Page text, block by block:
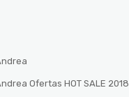
Ofertas HOT SALE 2018